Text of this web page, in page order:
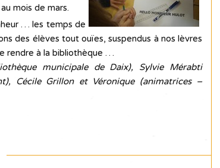
au mois de mars.
… les temps de
des élèves tout ouïes, suspendus à nos lèvres
rendre à la bibliothèque …
municipale de Daix), Sylvie Mérabti
Cécile Grillon et Véronique (animatrices –